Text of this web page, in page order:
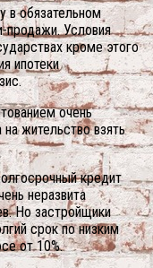
в обязательном
продажи. Условия
кроме этого
ипотеки
очень
жительство взять
кредит
неразвита
Но застройщики
срок по низким
от 10%.